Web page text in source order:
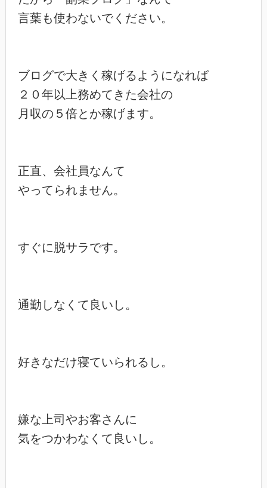
言葉も使わないでください。
ブログで大きく稼げるようになれば
２０年以上務めてきた会社の
月収の５倍とか稼げます。
正直、会社員なんて
やってられません。
すぐに脱サラです。
通勤しなくて良いし。
好きなだけ寝ていられるし。
嫌な上司やお客さんに
気をつかわなくて良いし。